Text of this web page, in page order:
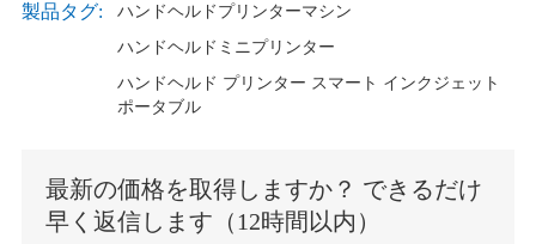
製品タグ:
ハンドヘルドプリンターマシン
ハンドヘルドミニプリンター
ハンドヘルド プリンター スマート インクジェット
ポータブル
最新の価格を取得しますか？ できるだけ
早く返信します（12時間以内）